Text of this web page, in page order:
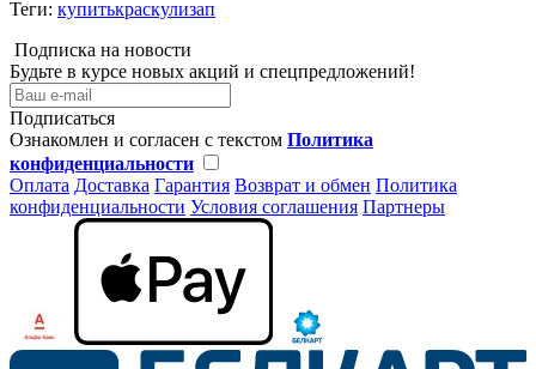
Теги: купитькраскулизап
Подписка на новости
Будьте в курсе новых акций и спецпредложений!
Подписаться
Ознакомлен и согласен с текстом Политика
конфиденциальности
Оплата Доставка Гарантия Возврат и обмен Политика
конфиденциальности Условия соглашения Партнеры